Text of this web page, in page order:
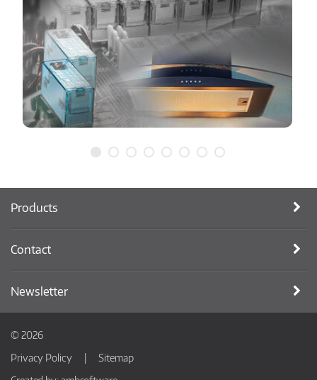
Products
Contact
Newsletter
© 2026
Privacy Policy
Sitemap